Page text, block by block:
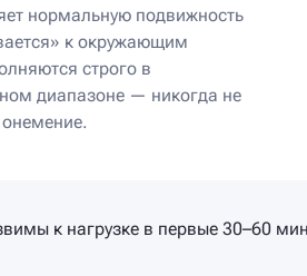
нормальную подвижность
к окружающим
строго в
диапазоне — никогда не
онемение.
к нагрузке в первые 30–60